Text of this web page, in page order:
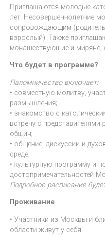
Приглашаются молодые
лет. Несовершеннолетние
сопровождающим
взрослый). Также
монашествующие и
Что будет в программе?
Паломничество включает:
• совместную молитву,
размышления;
• знакомство с
встречу с представителями
общин;
• общение, дискуссии и
среде;
• культурную программу и
достопримечательностей
Подробное расписание
Проживание
• Участники из Москвы и
области живут у себя.